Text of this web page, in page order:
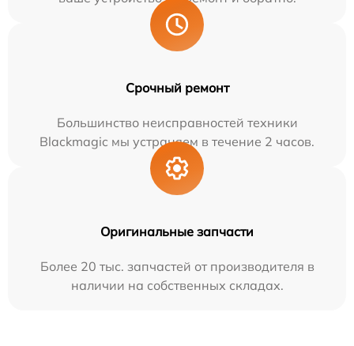
Срочный ремонт
Большинство неисправностей техники
Blackmagic мы устраняем в течение 2 часов.
Оригинальные запчасти
Более 20 тыс. запчастей от производителя в
наличии на собственных складах.